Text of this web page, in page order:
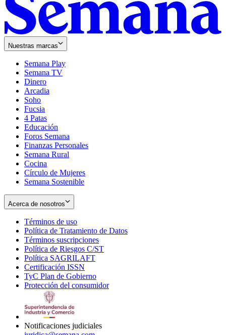
Nuestras marcas
Semana Play
Semana TV
Dinero
Arcadia
Soho
in
new
window
Fucsia
in
new
window
4 Patas
Educación
Foros Semana
Finanzas Personales
Semana Rural
Cocina
Círculo de Mujeres
Semana Sostenible
Acerca de nosotros
Términos de uso
in
new
window
Política de Tratamiento de Datos
Términos suscripciones
in
Política de Riesgos C/ST
Política SAGRILAFT
new
window
Certificación ISSN
in
new
TyC Plan de Gobierno
in
Protección del consumidorOpens
Notificaciones judiciales